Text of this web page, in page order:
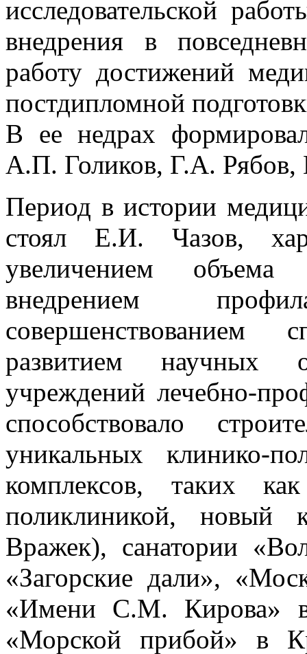
исследовательской
внедрения в
работу достижений
постдипломной
В ее недрах
А.П. Голиков, Г.А. Рябов,
Период в истории
стоял Е.И. Чазов,
увеличением
внедрением
совершенствованием
развитием научных
учреждений лечебно-
способствовало
уникальных клинико-
комплексов, таких
поликлиникой, новый
Вражек), санатории
«Загорские дали»,
«Имени С.М. Кирова»
«Морской прибой» в